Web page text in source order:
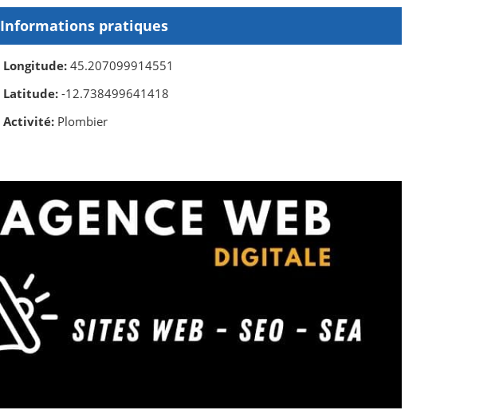
Informations pratiques
Longitude: 45.207099914551
Latitude: -12.738499641418
Activité: Plombier